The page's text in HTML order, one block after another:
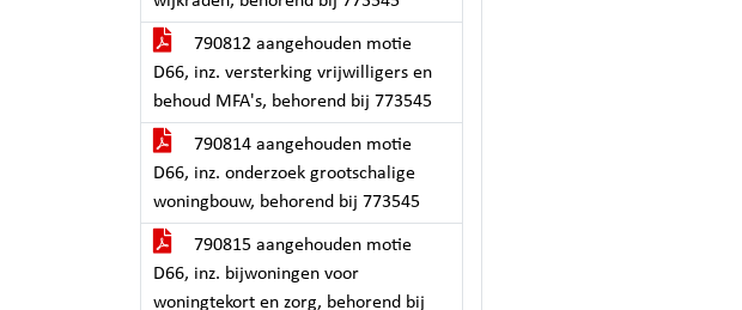
790812 aangehouden motie
D66, inz. versterking vrijwilligers en
behoud MFA's, behorend bij 773545
790814 aangehouden motie
D66, inz. onderzoek grootschalige
woningbouw, behorend bij 773545
790815 aangehouden motie
D66, inz. bijwoningen voor
woningtekort en zorg, behorend bij